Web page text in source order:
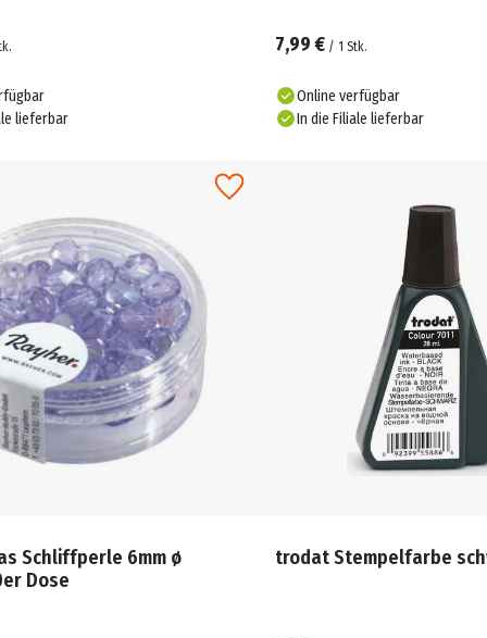
lieferbar
7,99 €/ 1 Stk.
Online verfügbar
In die Filiale lieferbar
Schliffperle 6mm ø
Dose
trodat Stempelfarbe